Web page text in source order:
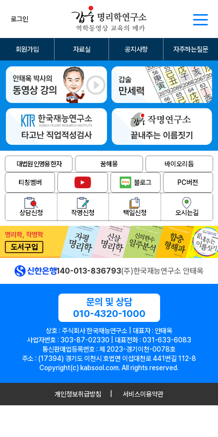
로그인
회원가입 자료실 공지사항 자주하는질문
대법원 인명용 한자 꿈해몽 바이오리듬
티칭멤버 블로그 PC버전
상담신청 작명신청 택일신청 오시는길
명리학, 작명학
도서구입
140-013-836793(주)한국재능연구소 안태옥
문의 및 상담
010-4320-1000
상호 : 주식회사 한국재능연구소 | 대표자 : 안태옥
사업자번호 : 303-87-02330 | 대표전화 : 031-633-6083
통신판매업등록번호 : 제 2023-경기이천-0078호
주소 : (17394) 경기도 이천시 호법면 이섭대천로 441번길 112-8
Copyright(c) kabsool.com. All rights reserved.
개인정보취급방침 서비스이용약관